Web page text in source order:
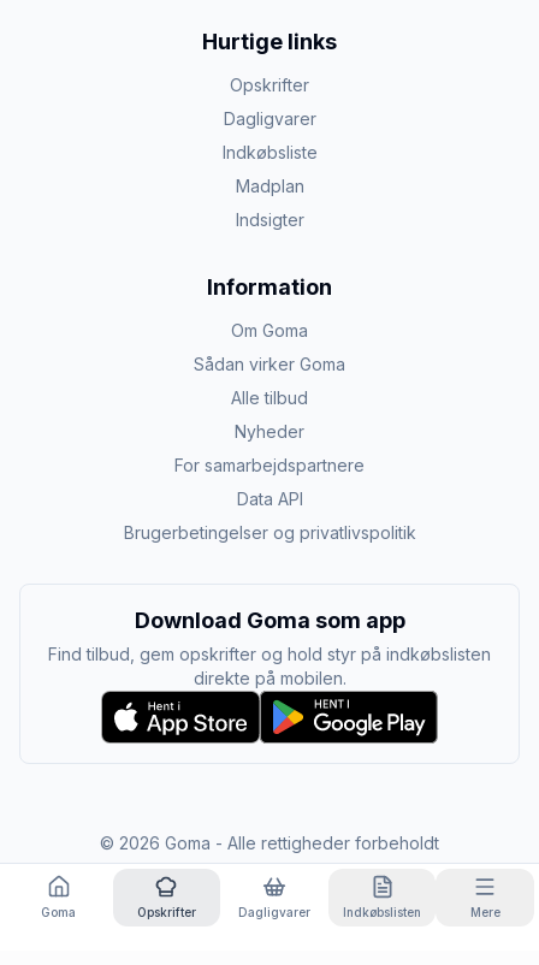
Hurtige links
Opskrifter
Dagligvarer
Indkøbsliste
Madplan
Indsigter
Information
Om Goma
Sådan virker Goma
Alle tilbud
Nyheder
For samarbejdspartnere
Data API
Brugerbetingelser og privatlivspolitik
Download Goma som app
Find tilbud, gem opskrifter og hold styr på indkøbslisten
direkte på mobilen.
© 2026 Goma - Alle rettigheder forbeholdt
Goma Opskrifter Dagligvarer Indkøbslisten Mere